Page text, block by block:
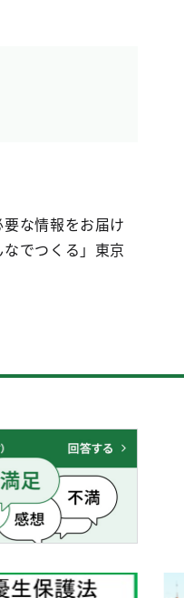
な情報をお届け
でつくる」東京